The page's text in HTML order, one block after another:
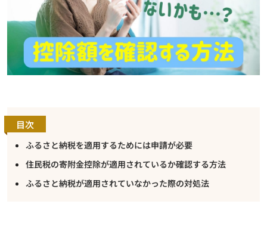
目次
ふるさと納税を適用するためには申請が必要
住民税の寄附金控除が適用されているか確認する方法
ふるさと納税が適用されていなかった際の対処法